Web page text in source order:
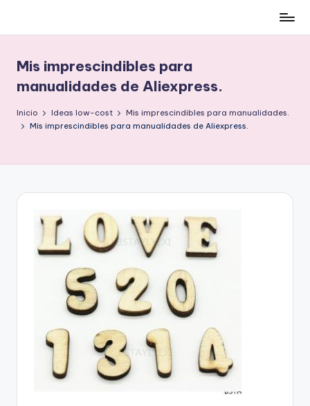
contenido
low-
cost
y
morir
Mis imprescindibles para
manualidades de Aliexpress.
Inicio Ideas low-cost
Mis imprescindibles para manualidades.
Mis imprescindibles para manualidades de Aliexpress.